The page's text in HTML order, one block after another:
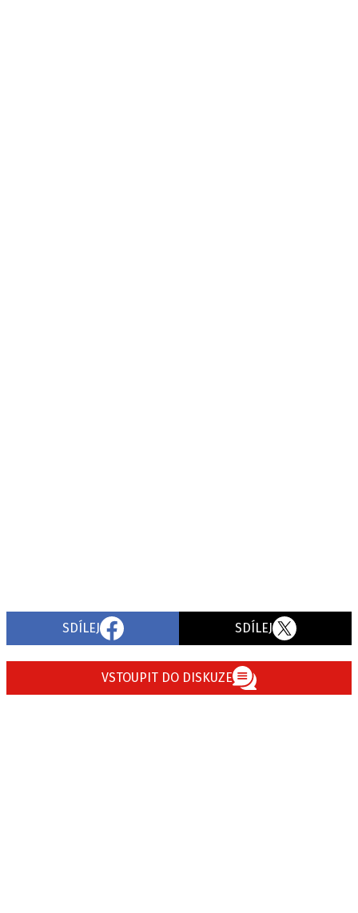
SDÍLEJ SDÍLEJ
VSTOUPIT DO DISKUZE